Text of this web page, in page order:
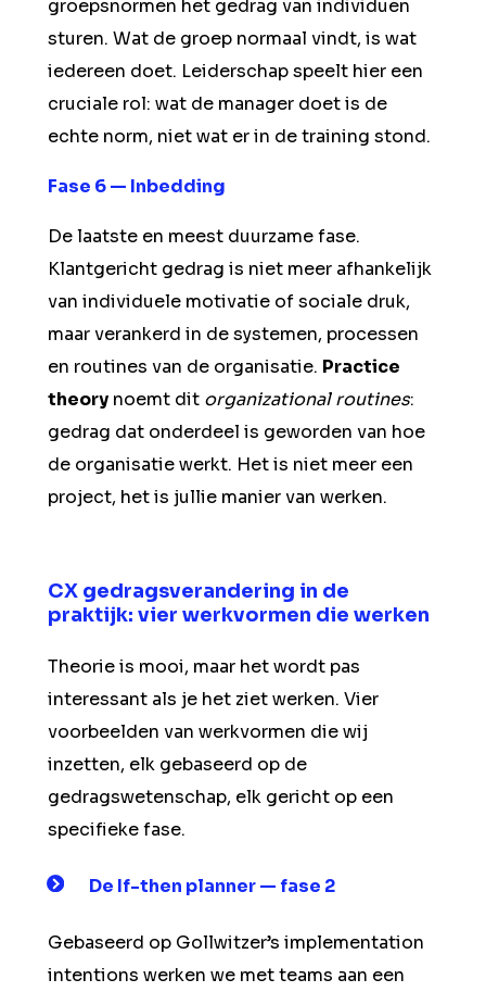
groepsnormen het gedrag van individuen
sturen. Wat de groep normaal vindt, is wat
iedereen doet. Leiderschap speelt hier een
cruciale rol: wat de manager doet is de
echte norm, niet wat er in de training stond.
Fase 6 — Inbedding
De laatste en meest duurzame fase.
Klantgericht gedrag is niet meer afhankelijk
van individuele motivatie of sociale druk,
maar verankerd in de systemen, processen
en routines van de organisatie. Practice
theory noemt dit organizational routines:
gedrag dat onderdeel is geworden van hoe
de organisatie werkt. Het is niet meer een
project, het is jullie manier van werken.
CX gedragsverandering in de
praktijk: vier werkvormen die werken
Theorie is mooi, maar het wordt pas
interessant als je het ziet werken. Vier
voorbeelden van werkvormen die wij
inzetten, elk gebaseerd op de
gedragswetenschap, elk gericht op een
specifieke fase.
De If-then planner — fase 2
Gebaseerd op Gollwitzer’s implementation
intentions werken we met teams aan een